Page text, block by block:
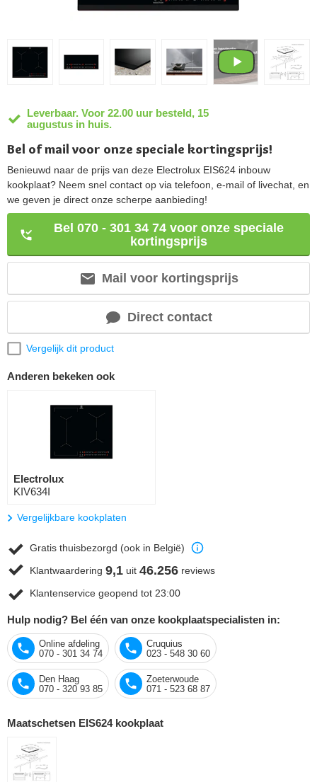
Leverbaar. Voor 22.00 uur besteld, 15
augustus in huis.
Bel of mail voor onze speciale kortingsprijs!
Benieuwd naar de prijs van deze Electrolux EIS624 inbouw
kookplaat? Neem snel contact op via telefoon, e-mail of livechat, en
we geven je direct onze scherpe aanbieding!
Bel 070 - 301 34 74 voor onze speciale
kortingsprijs
Mail voor kortingsprijs
Direct contact
Vergelijk dit product
Anderen bekeken ook
Electrolux
KIV634I
Vergelijkbare kookplaten
Gratis thuisbezorgd (ook in België)
Klantwaardering 9,1 uit 46.256 reviews
Klantenservice geopend tot 23:00
Hulp nodig? Bel één van onze kookplaatspecialisten in:
Online afdeling
070 - 301 34 74
Cruquius
023 - 548 30 60
Den Haag
070 - 320 93 85
Zoeterwoude
071 - 523 68 87
Maatschetsen EIS624 kookplaat